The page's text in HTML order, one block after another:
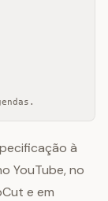
à
YouTube, no
e em